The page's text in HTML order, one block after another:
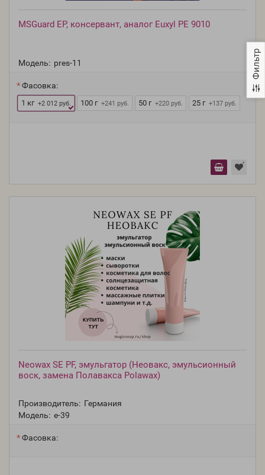
Фильтр
MSGuard EP, консервант, аналог Euxyl PE 9010
Модель: pres-11
Фасовка:
1 кг +2 012 руб. 100 г +241 руб. 50 г +220 руб. 25 г +137 руб.
Neowax SE PF, эмульгатор (Неовакс, эмульсионный
воск, замена Полавакса Polawax)
Производитель: Германия
Модель: e-39
Фасовка: